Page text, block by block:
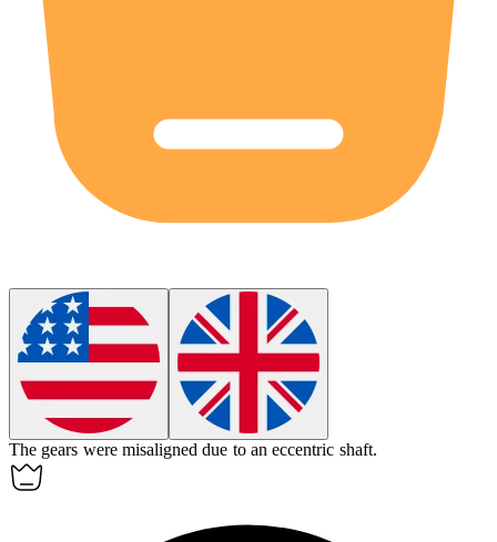
The gears were misaligned due to aneccentric shaft.